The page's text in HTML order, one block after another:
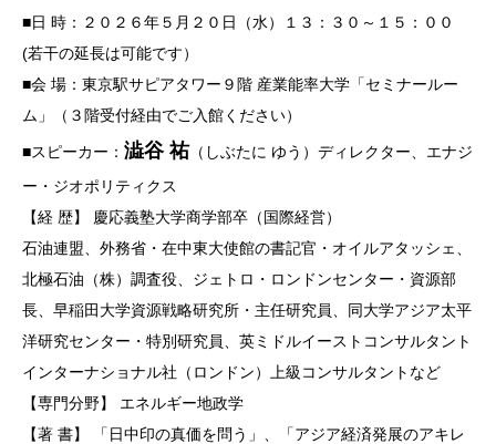
■日 時：２０２６年５月２０日（水）１３：３０～１５：００
(若干の延長は可能です）
■会 場：東京駅サピアタワー９階 産業能率大学「セミナールー
ム」（３階受付経由でご入館ください）
■スピーカー： 澁谷 祐（しぶたに ゆう）ディレクター、エナジ
ー・ジオポリティクス
【経 歴】 慶応義塾大学商学部卒（国際経営）
石油連盟、外務省・在中東大使館の書記官・オイルアタッシェ、
北極石油（株）調査役、ジェトロ・ロンドンセンター・資源部
長、早稲田大学資源戦略研究所・主任研究員、同大学アジア太平
洋研究センター・特別研究員、英ミドルイーストコンサルタント
インターナショナル社（ロンドン）上級コンサルタントなど
【専門分野】 エネルギー地政学
【著 書】 「日中印の真価を問う」、「アジア経済発展のアキレ